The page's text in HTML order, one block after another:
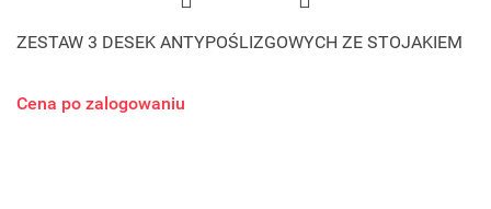
ZESTAW 3 DESEK ANTYPOŚLIZGOWYCH ZE STOJAKIEM
Cena po zalogowaniu